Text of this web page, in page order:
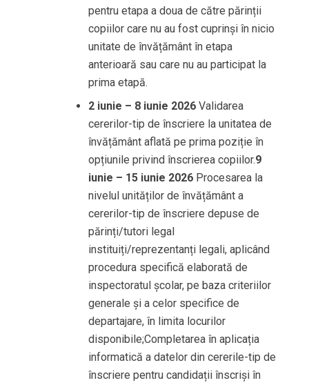
pentru etapa a doua de către părinții
copiilor care nu au fost cuprinși în nicio
unitate de învățământ în etapa
anterioară sau care nu au participat la
prima etapă.
2 iunie – 8 iunie 2026 Validarea
cererilor-tip de înscriere la unitatea de
învățământ aflată pe prima poziție în
opțiunile privind înscrierea copiilor.9
iunie – 15 iunie 2026 Procesarea la
nivelul unităților de învățământ a
cererilor-tip de înscriere depuse de
părinți/tutori legal
instituiți/reprezentanți legali, aplicând
procedura specifică elaborată de
inspectoratul școlar, pe baza criteriilor
generale și a celor specifice de
departajare, în limita locurilor
disponibile;Completarea în aplicația
informatică a datelor din cererile-tip de
înscriere pentru candidații înscriși în